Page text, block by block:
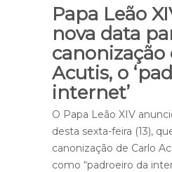
Papa Leão
nova data
canonização
Acutis, o
internet’
O Papa Leão XIV
desta sexta-feira (13),
canonização de Carlo
como “padroeiro da